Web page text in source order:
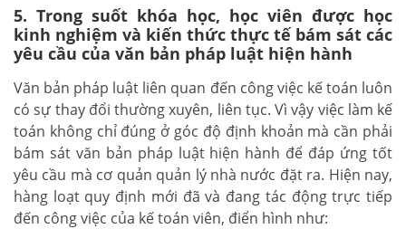
5. Trong suốt khóa học, học viên được học
kinh nghiệm và kiến thức thực tế bám sát các
yêu cầu của văn bản pháp luật hiện hành
Văn bản pháp luật liên quan đến công việc kế toán luôn
có sự thay đổi thường xuyên, liên tục. Vì vậy việc làm kế
toán không chỉ đúng ở góc độ định khoản mà cần phải
bám sát văn bản pháp luật hiện hành để đáp ứng tốt
yêu cầu mà cơ quản quản lý nhà nước đặt ra. Hiện nay,
hàng loạt quy định mới đã và đang tác động trực tiếp
đến công việc của kế toán viên, điển hình như: